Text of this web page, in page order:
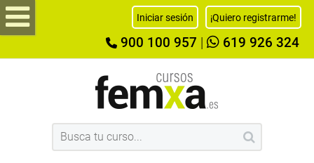
Iniciar sesión ¡Quiero registrarme!
900 100 957 619 926 324